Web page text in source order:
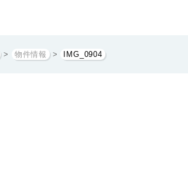
> 物件情報 > IMG_0904